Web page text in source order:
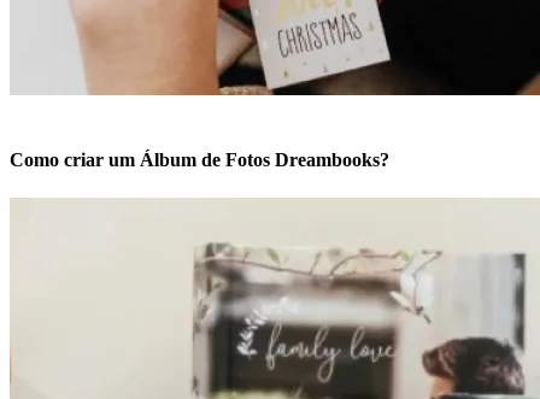
Como criar um Álbum de Fotos Dreambooks?